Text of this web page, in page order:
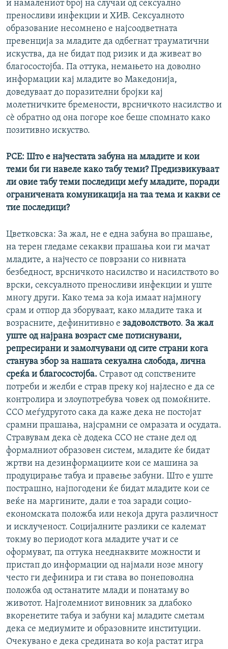
и намалениот број на случаи од сексуално
преносливи инфекции и ХИВ. Сексуалното
образование несомнено е најсоодветната
превенција за младите да одбегнат трауматични
искуства, да не бидат под ризик и да живеат во
благосостојба. Па оттука, немањето на доволно
информации кај младите во Македонија,
доведуваат до поразителни бројки кај
молетничките бремености, врсничкото насилство и
сѐ обратно од она погоре кое беше спомнато како
позитивно искуство.
РСЕ: Што е најчестата забуна на младите и кои
теми би ги навеле како табу теми? Предизвикуваат
ли овие табу теми последици меѓу младите, поради
ограничената комуникација на таа тема и какви се
тие последици?
Цветковска: За жал, не е една забуна во прашање,
на терен гледаме секакви прашања кои ги мачат
младите, а најчесто се поврзани со нивната
безбедност, врсничкото насилство и насилството во
врски, сексуалното преносливи инфекции и уште
многу други. Како тема за која имаат најмногу
срам и отпор да зборуваат, како младите така и
возрасните, дефинитивно е задоволството. За жал
уште од најрана возраст сме потиснувани,
репресирани и замолчувани од сите страни кога
станува збор за нашата секуална слобода, лична
среќа и благосостојба. Стравот од сопствените
потреби и желби е страв преку кој најлесно е да се
контролира и злоупотребува човек од помоќните.
ССО меѓудругото сака да каже дека не постојат
срамни прашања, најсрамни се омразата и осудата.
Стравувам дека сѐ додека ССО не стане дел од
формалниот образовен систем, младите ќе бидат
жртви на дезинформациите кои се машина за
продуцирање табуа и правење забуни. Што е уште
пострашно, најпогодени ќе бидат младите кои се
веќе на маргините, дали е тоа заради социо-
економската положба или некоја друга различност
и исклученост. Социјалните разлики се калемат
токму во периодот кога младите учат и се
оформуват, па оттука нееднаквите можности и
пристап до информации од најмали нозе многу
често ги дефинира и ги става во понеповолна
положба од останатите млади и понатаму во
животот. Најголемниот виновник за длабоко
вкоренетите табуа и забуни кај младите сметам
дека се медиумите и образовните институции.
Очекувано е дека средината во која растат игра